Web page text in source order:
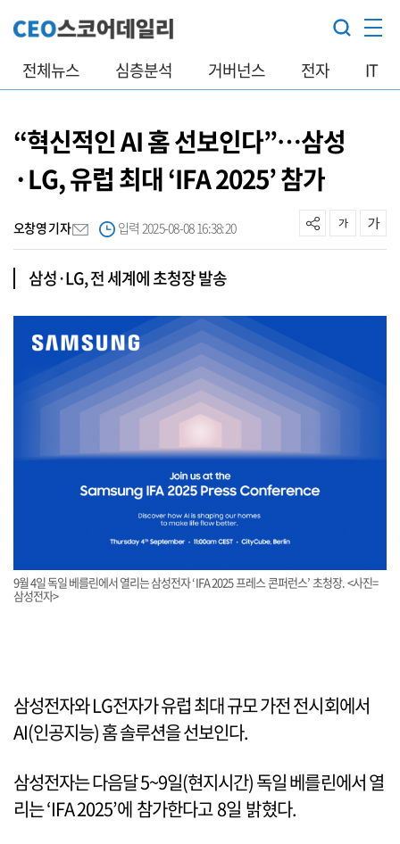
전체뉴스 심층분석 거버넌스 전자 IT
“혁신적인 AI 홈 선보인다”…삼성
·LG, 유럽 최대 ‘IFA 2025’ 참가
오창영 기자 입력 2025-08-08 16:38:20
삼성·LG, 전 세계에 초청장 발송
9월 4일 독일 베를린에서 열리는 삼성전자 ‘IFA 2025 프레스 콘퍼런스’ 초청장. <사진=
삼성전자>
삼성전자와 LG전자가 유럽 최대 규모 가전 전시회에서
AI(인공지능) 홈 솔루션을 선보인다.
삼성전자는 다음달 5~9일(현지시간) 독일 베를린에서 열
리는 ‘IFA 2025’에 참가한다고 8일 밝혔다.